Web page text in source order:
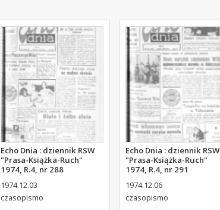
Echo Dnia : dziennik RSW
"Prasa-Książka-Ruch"
1974, R.4, nr 288
1974.12.03
czasopismo
Echo Dnia : dziennik RSW
"Prasa-Książka-Ruch"
1974, R.4, nr 291
1974.12.06
czasopismo